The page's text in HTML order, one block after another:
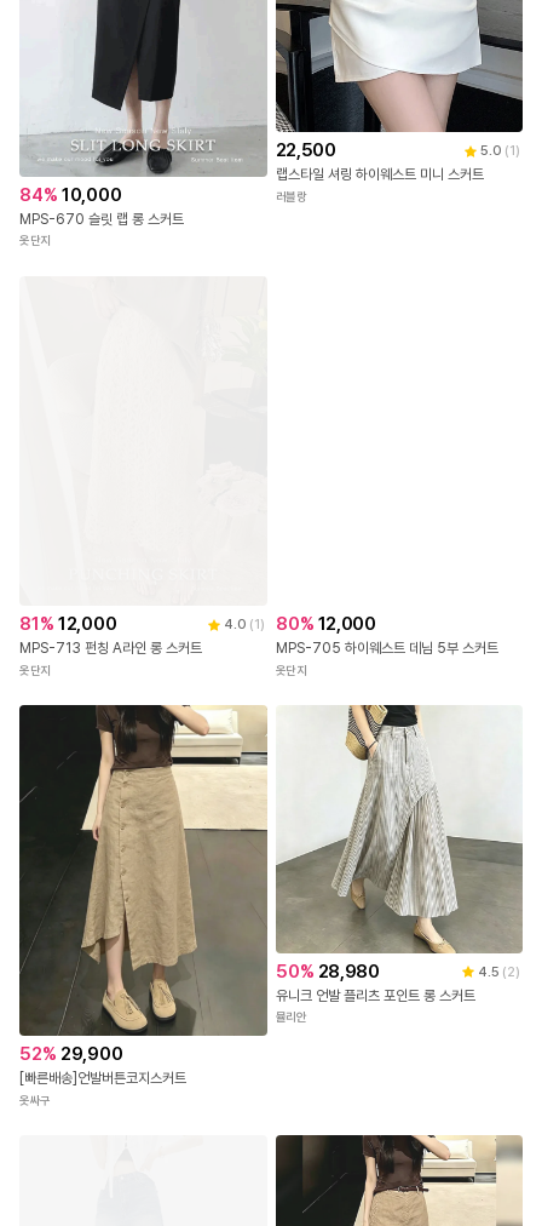
84% 10,000
MPS-670 슬릿 랩 롱 스커트
옷단지
22,500 5.0 (1 )
랩스타일 셔링 하이웨스트 미니 스커트
러블랑
81 % 12,000 4.0 (1 )
MPS-713 펀칭 A라인 롱 스커트
옷단지
80% 12,000
MPS-705 하이웨스트 데님 5부 스커트
옷단지
52% 29,900
[빠른배송]언발버튼코지스커트
옷싸구
50% 28,980 4.5 (2)
유니크 언발 플리츠 포인트 롱 스커트
뮬리안